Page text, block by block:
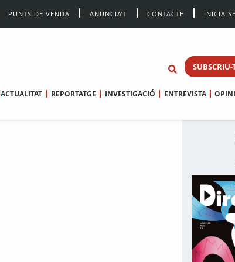
PUNTS DE VENDA ANUNCIA’T CONTACTE INICIA
ACTUALITAT REPORTATGE INVESTIGACIÓ ENTREVISTA